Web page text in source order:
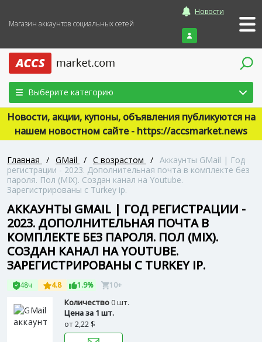
Магазин аккаунтов социальных сетей
Новости
Войти
Выберите категорию
Новости, акции, купоны, объявления публикуются на
нашем новостном сайте - https://accsmarket.news
Главная / GMail / С возрастом / Аккаунты GMail | Год
регистрации - 2023. Дополнительная почта в комплекте без
пароля. Пол (MIX). Создан канал на Youtube.
Зарегистрированы с Turkey ip.
АККАУНТЫ GMAIL | ГОД РЕГИСТРАЦИИ -
2023. ДОПОЛНИТЕЛЬНАЯ ПОЧТА В
КОМПЛЕКТЕ БЕЗ ПАРОЛЯ. ПОЛ (MIX).
СОЗДАН КАНАЛ НА YOUTUBE.
ЗАРЕГИСТРИРОВАНЫ С TURKEY IP.
48ч 4.8 1.9% 10+
Количество0 шт.
Цена за 1 шт.
от2,22 $